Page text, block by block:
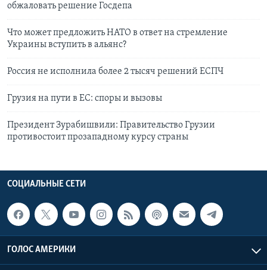
обжаловать решение Госдепа
Что может предложить НАТО в ответ на стремление
Украины вступить в альянс?
Россия не исполнила более 2 тысяч решений ЕСПЧ
Грузия на пути в ЕС: споры и вызовы
Президент Зурабишвили: Правительство Грузии
противостоит прозападному курсу страны
СОЦИАЛЬНЫЕ СЕТИ
ГОЛОС АМЕРИКИ